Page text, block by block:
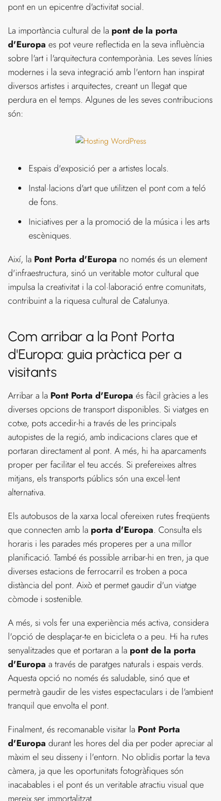
pont en un epicentre d'activitat social.
La importància cultural de la pont de la porta
d'Europa es pot veure reflectida en la seva influència
sobre l'art i l'arquitectura contemporània. Les seves línies
modernes i la seva integració amb l'entorn han inspirat
diversos artistes i arquitectes, creant un llegat que
perdura en el temps. Algunes de les seves contribucions
són:
Espais d'exposició per a artistes locals.
Instal·lacions d'art que utilitzen el pont com a teló
de fons.
Iniciatives per a la promoció de la música i les arts
escèniques.
Així, la Pont Porta d'Europa no només és un element
d'infraestructura, sinó un veritable motor cultural que
impulsa la creativitat i la col·laboració entre comunitats,
contribuint a la riquesa cultural de Catalunya.
Com arribar a la Pont Porta
d'Europa: guia pràctica per a
visitants
Arribar a la Pont Porta d'Europa és fàcil gràcies a les
diverses opcions de transport disponibles. Si viatges en
cotxe, pots accedir-hi a través de les principals
autopistes de la regió, amb indicacions clares que et
portaran directament al pont. A més, hi ha aparcaments
proper per facilitar el teu accés. Si prefereixes altres
mitjans, els transports públics són una excel·lent
alternativa.
Els autobusos de la xarxa local ofereixen rutes freqüents
que connecten amb la porta d'Europa. Consulta els
horaris i les parades més properes per a una millor
planificació. També és possible arribar-hi en tren, ja que
diverses estacions de ferrocarril es troben a poca
distància del pont. Això et permet gaudir d'un viatge
còmode i sostenible.
A més, si vols fer una experiència més activa, considera
l'opció de desplaçar-te en bicicleta o a peu. Hi ha rutes
senyalitzades que et portaran a la pont de la porta
d'Europa a través de paratges naturals i espais verds.
Aquesta opció no només és saludable, sinó que et
permetrà gaudir de les vistes espectaculars i de l'ambient
tranquil que envolta el pont.
Finalment, és recomanable visitar la Pont Porta
d'Europa durant les hores del dia per poder apreciar al
màxim el seu disseny i l'entorn. No oblidis portar la teva
càmera, ja que les oportunitats fotogràfiques són
inacabables i el pont és un veritable atractiu visual que